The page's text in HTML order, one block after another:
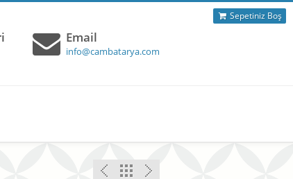
Sepetiniz Boş
Email
info@cambatarya.com